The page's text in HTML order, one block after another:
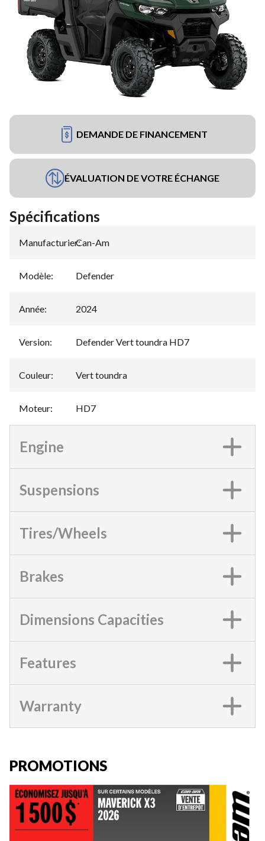
DEMANDE DE FINANCEMENT
ÉVALUATION DE VOTRE ÉCHANGE
Spécifications
Manufacturier:
Can-Am
Modèle: Defender
Année: 2024
Version: Defender Vert toundra HD7
Couleur: Vert toundra
Moteur: HD7
Engine
Suspensions
Tires/Wheels
Brakes
Dimensions Capacities
Features
Warranty
PROMOTIONS